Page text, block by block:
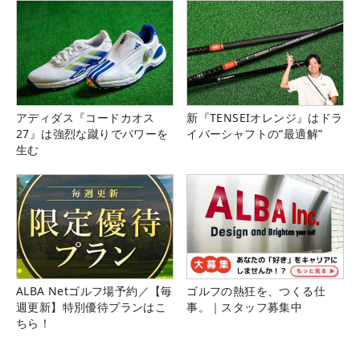
アディダス『コードカオス
27』は強烈な蹴りでパワーを
生む
新『TENSEIオレンジ』はドラ
イバーシャフトの“最適解”
ALBA Netゴルフ場予約／【毎
週更新】特別優待プランはこ
ちら！
ゴルフの熱狂を、つくる仕
事。｜スタッフ募集中